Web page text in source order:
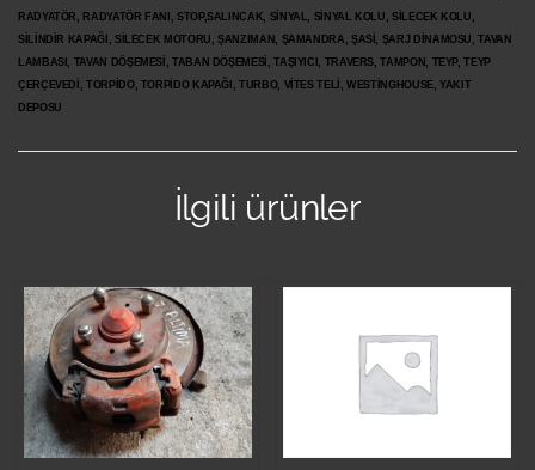
RADYATÖR, RADYATÖR FANI, STOP,SALINCAK, SİNYAL, SİNYAL KOLU, SİLECEK KOLU,
SİLİNDİR KAPAĞI, SİLECEK MOTORU, ŞANZIMAN, ŞAMANDRA, ŞASİ, ŞARJ DİNAMOSU, TAVAN
LAMBASI, TAVAN DÖŞEMESİ, TABAN DÖŞEMESİ, TAŞIYICI, TRAVERS, TAMPON, TEYP, TEYP
ÇERÇEVEDİ, TORPİDO, TORPİDO KAPAĞI, TURBO, VİTES TELİ, WESTİNGHOUSE, YAKIT
DEPOSU
İlgili ürünler